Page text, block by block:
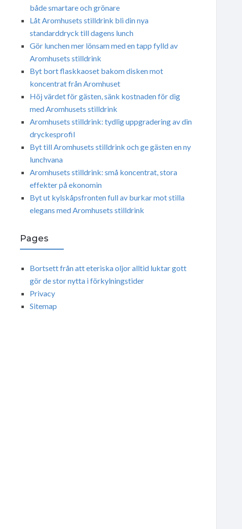
både smartare och grönare
Låt Aromhusets stilldrink bli din nya
standarddryck till dagens lunch
Gör lunchen mer lönsam med en tapp fylld av
Aromhusets stilldrink
Byt bort flaskkaoset bakom disken mot
koncentrat från Aromhuset
Höj värdet för gästen, sänk kostnaden för dig
med Aromhusets stilldrink
Aromhusets stilldrink: tydlig uppgradering av din
dryckesprofil
Byt till Aromhusets stilldrink och ge gästen en ny
lunchvana
Aromhusets stilldrink: små koncentrat, stora
effekter på ekonomin
Byt ut kylskåpsfronten full av burkar mot stilla
elegans med Aromhusets stilldrink
Pages
Bortsett från att eteriska oljor alltid luktar gott
gör de stor nytta i förkylningstider
Privacy
Sitemap